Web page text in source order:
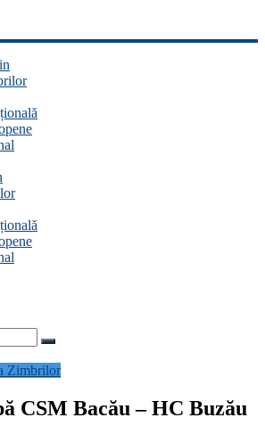
Zimbrilor
CSM Bacău – HC Buzău